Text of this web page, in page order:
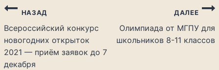
НАЗАД
Всероссийский конкурс
новогодних открыток
2021 — приём заявок до 7
декабря
ДАЛЕЕ
Олимпиада от МГПУ для
школьников 8-11 классов